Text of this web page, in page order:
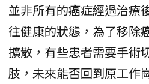
並非所有的癌症經過治療
往健康的狀態，為了移除
擴散，有些患者需要手術
肢，未來能否回到原工作